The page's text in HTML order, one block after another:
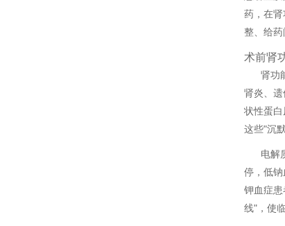
药，在
整、给药
术前肾
肾功
肾炎、
状性蛋
这些"沉
电解
停，低
钾血症
线"，使